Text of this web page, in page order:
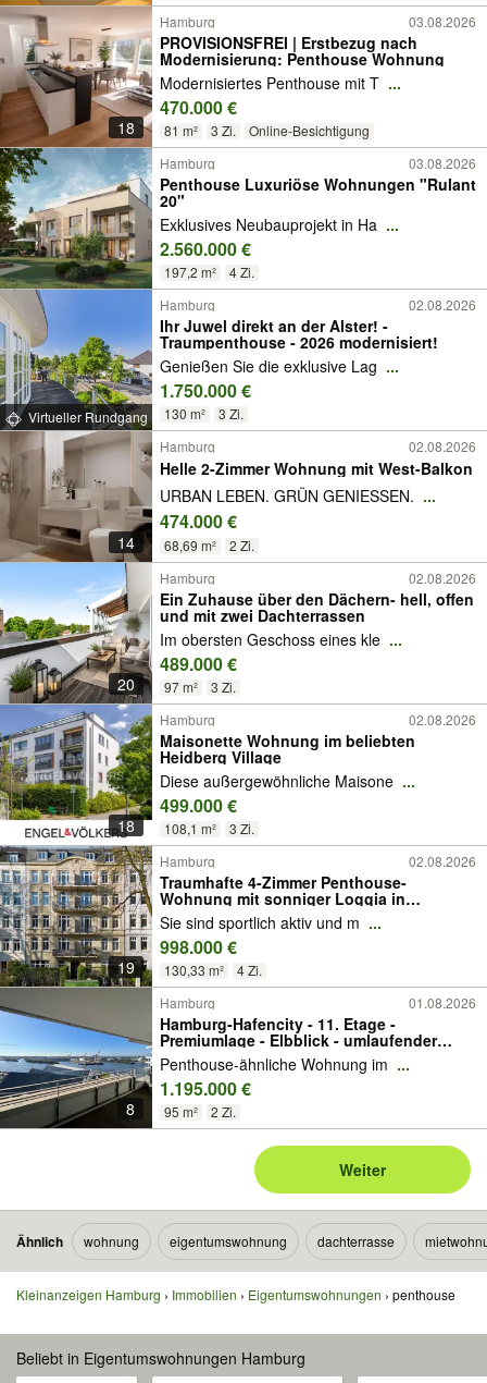
18
Hamburg 03.08.2026
PROVISIONSFREI | Erstbezug nach
Modernisierung: Penthouse Wohnung
Modernisiertes Penthouse mit T ...
470.000 €
81 m² 3 Zi.
Online-Besichtigung
Hamburg
03.08.2026
Penthouse Luxuriöse Wohnungen "Rulant
20"
Exklusives Neubauprojekt in Ha ...
2.560.000 €
197,2 m² 4 Zi.
Virtueller Rundgang
Hamburg 02.08.2026
Ihr Juwel direkt an der Alster! -
Traumpenthouse - 2026 modernisiert!
Genießen Sie die exklusive Lag ...
1.750.000 €
130 m² 3 Zi.
14
Hamburg 02.08.2026
Helle 2-Zimmer Wohnung mit West-Balkon
URBAN LEBEN. GRÜN GENIESSEN. ...
474.000 €
68,69 m² 2 Zi.
20
Hamburg 02.08.2026
Ein Zuhause über den Dächern- hell, offen
und mit zwei Dachterrassen
Im obersten Geschoss eines kle ...
489.000 €
97 m² 3 Zi.
18
Hamburg 02.08.2026
Maisonette Wohnung im beliebten
Heidberg Village
Diese außergewöhnliche Maisone ...
499.000 €
108,1 m² 3 Zi.
19
Hamburg 02.08.2026
Traumhafte 4-Zimmer Penthouse-
Wohnung mit sonniger Loggia in
Hoheluft-West
Sie sind sportlich aktiv und m ...
998.000 €
130,33 m² 4 Zi.
8
Hamburg 01.08.2026
Hamburg-Hafencity - 11. Etage -
Premiumlage - Elbblick - umlaufender
überdachter Balkon - Tiefgarage
Penthouse-ähnliche Wohnung im ...
1.195.000 €
95 m² 2 Zi.
Weiter
Ähnlich wohnung eigentumswohnung dachterrasse
Kleinanzeigen Hamburg Immobilien Eigentumswohnungen penthouse
Beliebt in Eigentumswohnungen Hamburg